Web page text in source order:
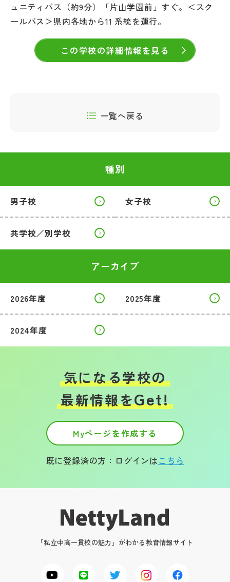
ュニティバス（約9分）「片山学園前」すぐ。＜スク
ールバス＞県内各地から11 系統を運行。
この学校の詳細情報を見る
一覧へ戻る
種別
男子校 女子校
共学校／別学校
アーカイブ
2026年度 2025年度
2024年度
気になる学校の
最新情報をGet!
Myページを作成する
既に登録済の方：ログインはこちら
「私立中高一貫校の魅力」がわかる教育情報サイト